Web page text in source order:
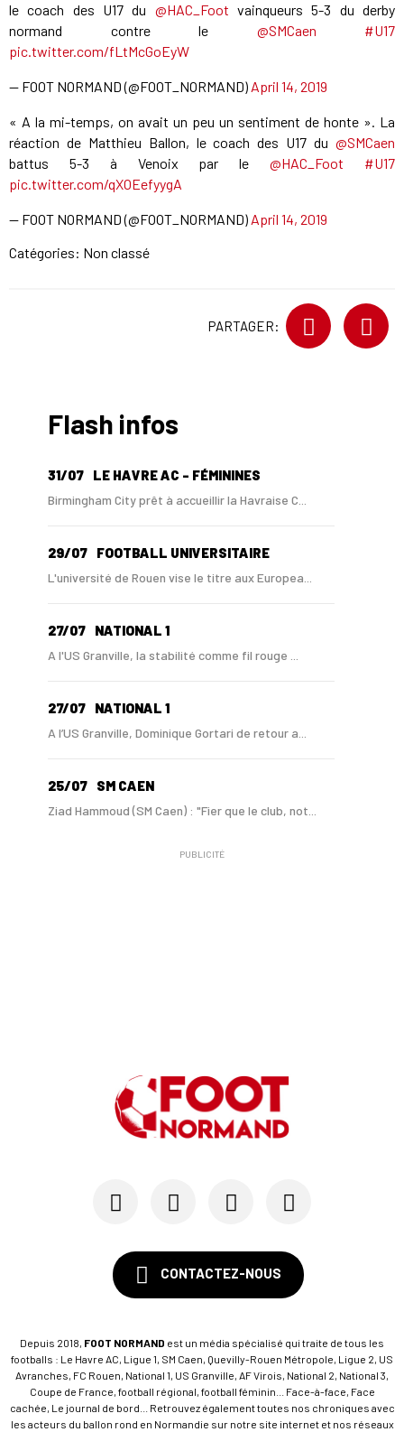
le coach des U17 du @HAC_Foot vainqueurs 5-3 du derby
normand contre le @SMCaen
#U17
pic.twitter.com/fLtMcGoEyW
— FOOT NORMAND (@FOOT_NORMAND) April 14, 2019
« A la mi-temps, on avait un peu un sentiment de honte ». La
réaction de Matthieu Ballon, le coach des U17 du @SMCaen
battus 5-3 à Venoix par le@HAC_Foot
#U17
pic.twitter.com/qXOEefyygA
— FOOT NORMAND (@FOOT_NORMAND) April 14, 2019
Catégories: Non classé
PARTAGER:
Flash infos
31/07 LE HAVRE AC - FÉMININES
Birmingham City prêt à accueillir la Havraise C...
29/07 FOOTBALL UNIVERSITAIRE
L'université de Rouen vise le titre aux Europea...
27/07 NATIONAL 1
A l'US Granville, la stabilité comme fil rouge ...
27/07 NATIONAL 1
A l’US Granville, Dominique Gortari de retour a...
25/07 SM CAEN
Ziad Hammoud (SM Caen) : "Fier que le club, not...
SM CAEN - MERCATO
SM CAEN - MERCATO
Avec Mohamed Hafid, Malherbe veut frapper un gr...
SM Caen : Julien Meilhac quitte la direction de...
PUBLICITÉ
CONTACTEZ-NOUS
Depuis 2018, FOOT NORMAND est un média spécialisé qui traite de tous les
footballs : Le Havre AC, Ligue 1, SM Caen, Quevilly-Rouen Métropole, Ligue 2, US
Avranches, FC Rouen, National 1, US Granville, AF Virois, National 2, National 3,
Coupe de France, football régional, football féminin... Face-à-face, Face
cachée, Le journal de bord... Retrouvez également toutes nos chroniques avec
les acteurs du ballon rond en Normandie sur notre site internet et nos réseaux